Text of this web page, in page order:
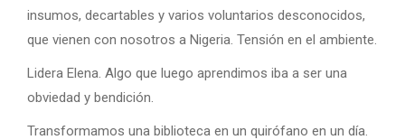
insumos, decartables y varios voluntarios desconocidos,
que vienen con nosotros a Nigeria. Tensión en el ambiente.
Lidera Elena. Algo que luego aprendimos iba a ser una
obviedad y bendición.
Transformamos una biblioteca en un quirófano en un día.